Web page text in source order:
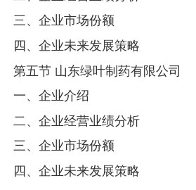
三、企业市场份额
四、企业未来发展策略
第五节 山东绿叶制药有限公司
一、企业介绍
二、企业经营业绩分析
三、企业市场份额
四、企业未来发展策略